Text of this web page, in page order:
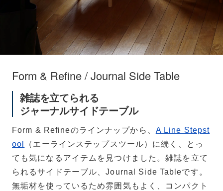
Form & Refine / Journal Side Table
雑誌を立てられる
ジャーナルサイドテーブル
Form & Refineのラインナップから、 A Line Stepst
ool
（エーラインステップスツール）に続く、とっ
ても気になるアイテムを見つけました。雑誌を立て
られるサイドテーブル、Journal Side Tableです。
無垢材を使っているため雰囲気もよく、コンパクト